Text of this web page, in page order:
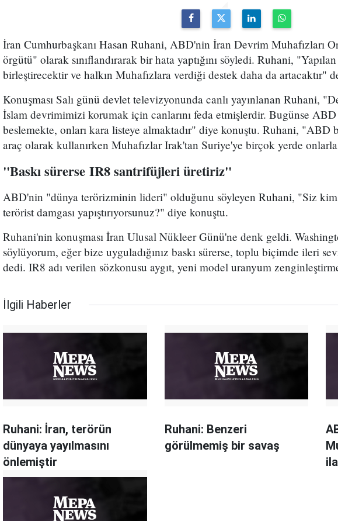
İran Cumhurbaşkanı Hasan Ruhani, ABD'nin İran Devrim Muhafızları
örgütü" olarak sınıflandırarak bir hata yaptığını söyledi. Ruhani,
birleştirecektir ve halkın Muhafızlara verdiği destek daha da artacaktır"
Konuşması Salı günü devlet televizyonunda canlı yayınlanan Ruhani,
İslam devrimimizi korumak için canlarını feda etmişlerdir. Bugünse
beslemekte, onları kara listeye almaktadır" diye konuştu. Ruhani, "ABD
araç olarak kullanırken Muhafızlar Irak'tan Suriye'ye birçok yerde onlarla
"Baskı sürerse IR8 santrifüjleri üretiriz"
ABD'nin "dünya terörizminin lideri" olduğunu söyleyen Ruhani, "Siz
terörist damgası yapıştırıyorsunuz?" diye konuştu.
Ruhani'nin konuşması İran Ulusal Nükleer Günü'ne denk geldi.
söylüyorum, eğer bize uyguladığınız baskı sürerse, toplu biçimde ileri
dedi. IR8 adı verilen sözkonusu aygıt, yeni model uranyum
İlgili Haberler
Ruhani: İran, terörün
dünyaya yayılmasını
önlemiştir
Ruhani: Benzeri
görülmemiş bir savaş